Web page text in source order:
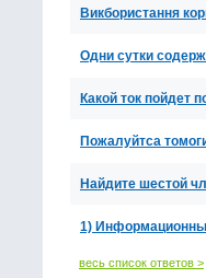
Викбористання
Одни сутки
Какой ток пойдет
Пожалуйтса
Найдите шестой
1)
весь список ответов >